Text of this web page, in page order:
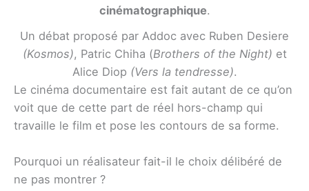
cinématographique.
Un débat proposé par Addoc avec Ruben Desiere
(Kosmos), Patric Chiha (Brothers of the Night) et
Alice Diop (Vers la tendresse).
Le cinéma documentaire est fait autant de ce qu’on
voit que de cette part de réel hors-champ qui
travaille le film et pose les contours de sa forme.
Pourquoi un réalisateur fait-il le choix délibéré de
ne pas montrer ?